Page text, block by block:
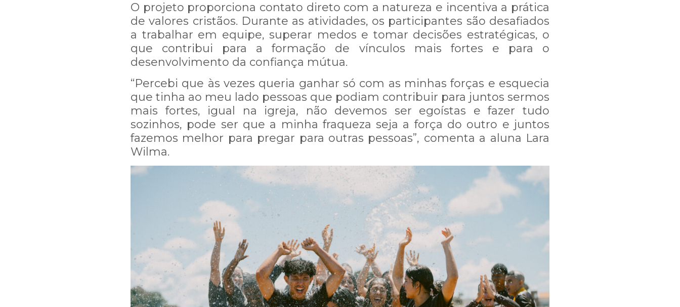
O projeto proporciona contato direto com a natureza e incentiva a prática
de valores cristãos. Durante as atividades, os participantes são desafiados
a trabalhar em equipe, superar medos e tomar decisões estratégicas, o
que contribui para a formação de vínculos mais fortes e para o
desenvolvimento da confiança mútua.
“Percebi que às vezes queria ganhar só com as minhas forças e esquecia
que tinha ao meu lado pessoas que podiam contribuir para juntos sermos
mais fortes, igual na igreja, não devemos ser egoístas e fazer tudo
sozinhos, pode ser que a minha fraqueza seja a força do outro e juntos
fazemos melhor para pregar para outras pessoas”, comenta a aluna Lara
Wilma.
COMUNICADO IMPORTANTE:
Estamos passando por uma instabilidade em nosso WhatsApp, e talvez nossa
resposta a sua mensagem demore mais que o normal.
Por isso, pedimos sua compreensão e informamos que estamos trabalhando
arduamente para resolver esta questão!
Prazo de normalização: quinta-feira, 23/11/2023 às 17h
Nossa equipe está ligando para cada mensagem enviada!